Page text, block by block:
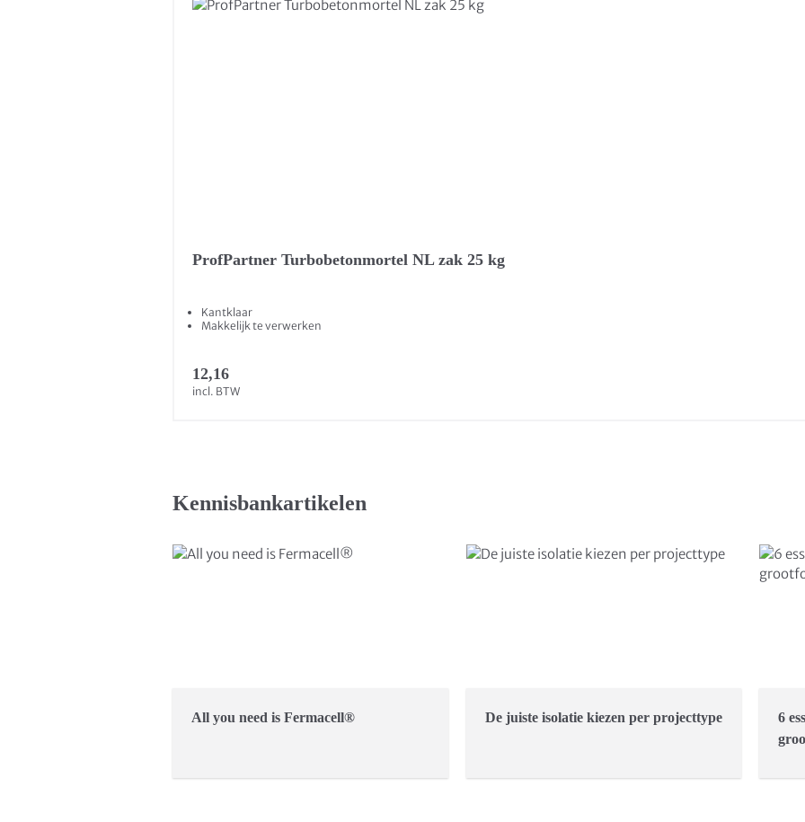
ProfPartner Turbobetonmortel NL zak 25 kg
Kantklaar
Makkelijk te verwerken
12,16
incl. BTW
Kennisbankartikelen
All you need is Fermacell® De juiste isolatie kiezen per projecttype
6